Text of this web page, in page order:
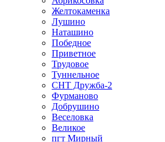
Желтокаменка
Лушино
Наташино
Победное
Приветное
Трудовое
Туннельное
СНТ Дружба-2
Фурманово
Добрушино
Веселовка
Великое
пгт Мирный